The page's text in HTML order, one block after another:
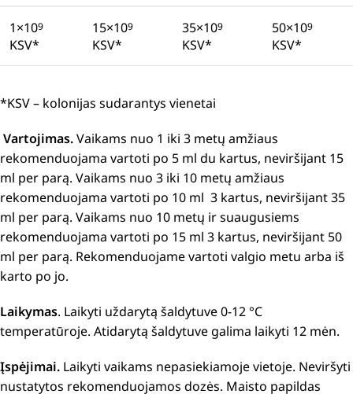
1×109
KSV*
15×109
KSV*
35×109
KSV*
50×109
KSV*
*KSV – kolonijas sudarantys vienetai
Vartojimas.Vaikams nuo 1 iki 3 metų amžiaus
rekomenduojama vartoti po 5 ml du kartus, neviršijant 15
ml per parą. Vaikams nuo 3 iki 10 metų amžiaus
rekomenduojama vartoti po 10 ml 3 kartus, neviršijant 35
ml per parą. Vaikams nuo 10 metų ir suaugusiems
rekomenduojama vartoti po 15 ml 3 kartus, neviršijant 50
ml per parą. Rekomenduojame vartoti valgio metu arba iš
karto po jo.
Laikymas. Laikyti uždarytą šaldytuve 0-12 °C
temperatūroje. Atidarytą šaldytuve galima laikyti 12 mėn.
Įspėjimai. Laikyti vaikams nepasiekiamoje vietoje. Neviršyti
nustatytos rekomenduojamos dozės. Maisto papildas